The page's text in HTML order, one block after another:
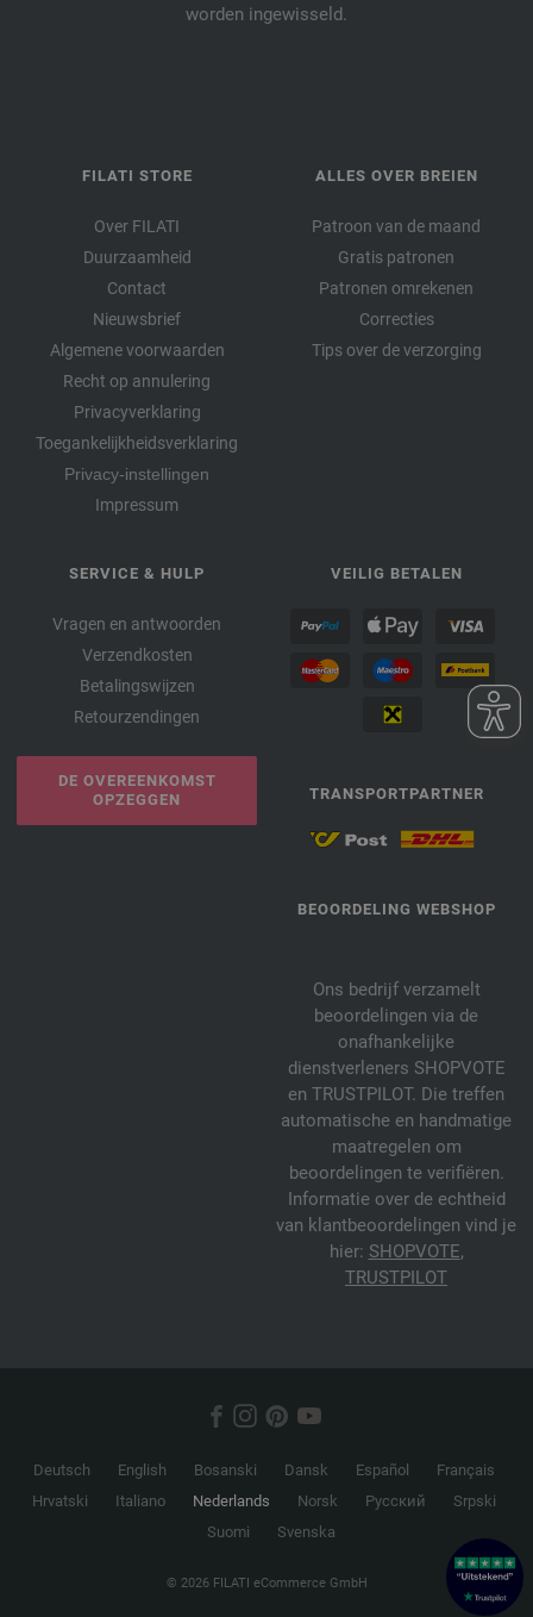
worden ingewisseld.
FILATI STORE
Over FILATI
Duurzaamheid
Contact
Nieuwsbrief
Algemene voorwaarden
Recht op annulering
Privacyverklaring
Toegankelijkheidsverklaring
Privacy-instellingen
Impressum
ALLES OVER BREIEN
Patroon van de maand
Gratis patronen
Patronen omrekenen
Correcties
Tips over de verzorging
SERVICE & HULP
Vragen en antwoorden
Verzendkosten
Betalingswijzen
Retourzendingen
DE OVEREENKOMST
OPZEGGEN
VEILIG BETALEN
TRANSPORTPARTNER
BEOORDELING WEBSHOP
Ons bedrijf verzamelt
beoordelingen via de
onafhankelijke
dienstverleners SHOPVOTE
en TRUSTPILOT. Die treffen
automatische en handmatige
maatregelen om
beoordelingen te verifiëren.
Informatie over de echtheid
van klantbeoordelingen vind je
hier: SHOPVOTE,
TRUSTPILOT
Deutsch English Bosanski Dansk Español
Français
Hrvatski
Italiano Nederlands Norsk Русский
Srpski
Suomi
Svenska
© 2026 FILATI eCommerce GmbH